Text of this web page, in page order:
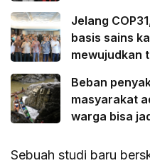
Jelang
basis sains
mewujudkan
Beban
masyarakat
warga bisa
Sebuah studi baru